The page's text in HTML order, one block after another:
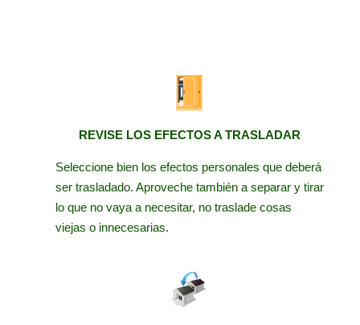
REVISE LOS EFECTOS A TRASLADAR
Seleccione bien los efectos personales que deberá
ser trasladado. Aproveche también a separar y tirar
lo que no vaya a necesitar, no traslade cosas
viejas o innecesarias.